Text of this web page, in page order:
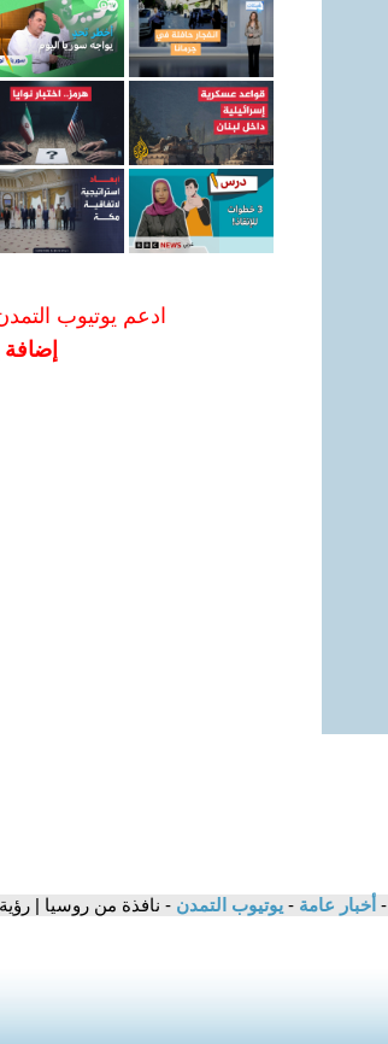
ادعم يوتيوب
- أخبار عامة - يوتيوب التمدن - نافذة من روسيا |